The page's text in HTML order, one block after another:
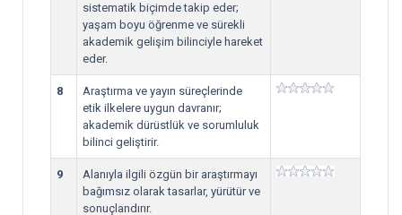
sistematik biçimde takip eder;
yaşam boyu öğrenme ve sürekli
akademik gelişim bilinciyle hareket
eder.
8
Araştırma ve yayın süreçlerinde
etik ilkelere uygun davranır;
akademik dürüstlük ve sorumluluk
bilinci geliştirir.
9
Alanıyla ilgili özgün bir araştırmayı
bağımsız olarak tasarlar, yürütür ve
sonuçlandırır.